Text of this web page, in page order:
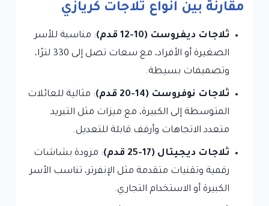
مقارنة بين أنواع ثلاجات كريازي
ثلاجات ديفروست (10-12 قدم)
: مناسبة للأسر
الصغيرة أو الأفراد، مع سعات تصل إلى 330 لترًا،
وتصميمات بسيطة.
ثلاجات نوفروست (14-20 قدم)
: مثالية للعائلات
المتوسطة إلى الكبيرة، مع ميزات مثل التبريد
متعدد الاتجاهات وأرفف قابلة للتعديل.
ثلاجات ديجيتال (17-25 قدم)
: مزودة بشاشات
رقمية وتقنيات متقدمة مثل الإنفرتر، تناسب الأسر
الكبيرة أو الاستخدام التجاري.